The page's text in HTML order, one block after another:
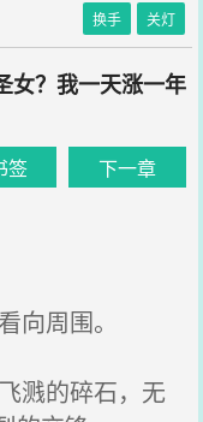
换手 关灯
女？我一天涨一年
签 下一章
周围。
溅的碎石，无